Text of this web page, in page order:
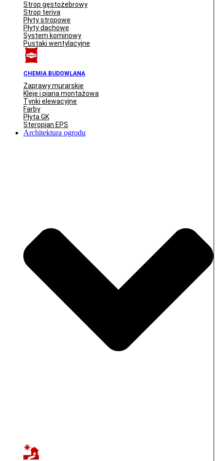
Strop gęstożebrowy
Strop teriva
Płyty stropowe
Płyty dachowe
System kominowy
Pustaki wentylacyjne
CHEMIA BUDOWLANA
Zaprawy murarskie
Kleje i piana montażowa
Tynki elewacyjne
Farby
Płyta GK
Steropian EPS
Architektura ogrodu